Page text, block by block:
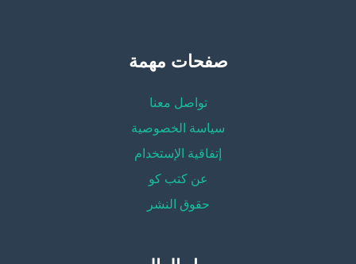
صفحات مهمة
تواصل معنا
سياسة الخصوصية
إتفاقية الإستخدام
عن كتب كو
حقوق النشر